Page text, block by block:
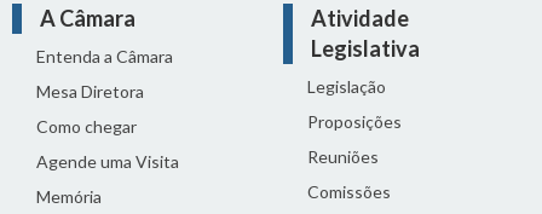
A Câmara
Entenda a Câmara
Mesa Diretora
Como chegar
Agende uma Visita
Memória
Atividade
Legislativa
Legislação
Proposições
Reuniões
Comissões